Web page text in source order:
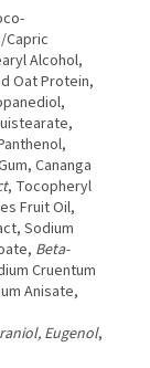
Capric
Alcohol,
Oat Protein,
Cananga
, Tocopheryl
Fruit Oil,
Sodium
Beta-
Cruentum
Anisate,
Eugenol,